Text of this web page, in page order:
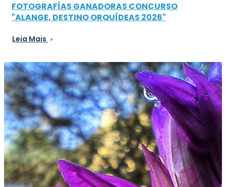
FOTOGRAFÍAS GANADORAS CONCURSO
"ALANGE, DESTINO ORQUÍDEAS 2026"
Leia Mais